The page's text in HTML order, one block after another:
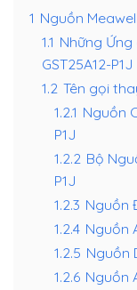
1 Nguồn
1.1 Những
GST25A12-P1J
1.2 Tên gọi
1.2.1 Nguồn
P1J
1.2.2 Bộ
P1J
1.2.3 Nguồn
1.2.4 Nguồn
1.2.5 Nguồn
1.2.6 Nguồn